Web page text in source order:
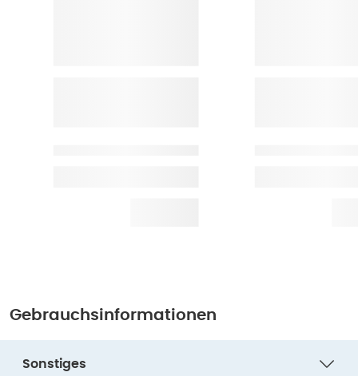
Gebrauchsinformationen
Sonstiges